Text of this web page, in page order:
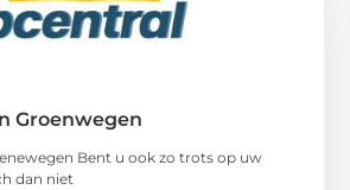
Groenwegen
Bent u ook zo trots op uw
dan niet